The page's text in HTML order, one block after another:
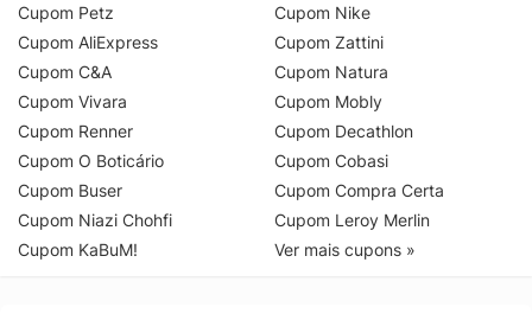
Cupom Petz
Cupom AliExpress
Cupom C&A
Cupom Vivara
Cupom Renner
Cupom O Boticário
Cupom Buser
Cupom Niazi Chohfi
Cupom KaBuM!
Cupom Nike
Cupom Zattini
Cupom Natura
Cupom Mobly
Cupom Decathlon
Cupom Cobasi
Cupom Compra Certa
Cupom Leroy Merlin
Ver mais cupons »